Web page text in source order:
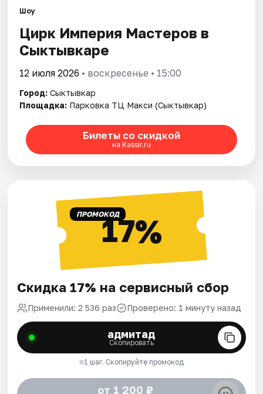
Шоу
Цирк Империя Мастеров в
Сыктывкаре
12 июля 2026 • воскресенье • 15:00
Город: Сыктывкар
Площадка: Парковка ТЦ Макси (Сыктывкар)
Билеты со скидкой
на Kassir.ru
ПРОМОКОД17%
Скидка 17% на сервисный сбор
Применили: 2 536 раз Проверено: 1 минуту назад
адмитад
Скопировать
1 шаг. Скопируйте промокод
от 1 200 ₽